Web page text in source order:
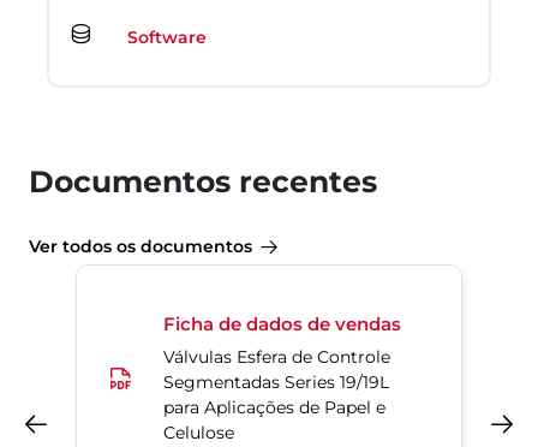
Software
Documentos recentes
Ver todos os documentos
Ficha de dados de vendas
Válvulas Esfera de Controle
Segmentadas Series 19/19L
para Aplicações de Papel e
Celulose
Próximo